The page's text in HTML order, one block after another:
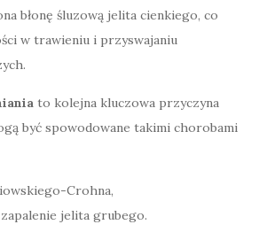
błonę śluzową jelita cienkiego, co
w trawieniu i przyswajaniu
to kolejna kluczowa przyczyna
być spowodowane takimi chorobami
Crohna,
jelita grubego.